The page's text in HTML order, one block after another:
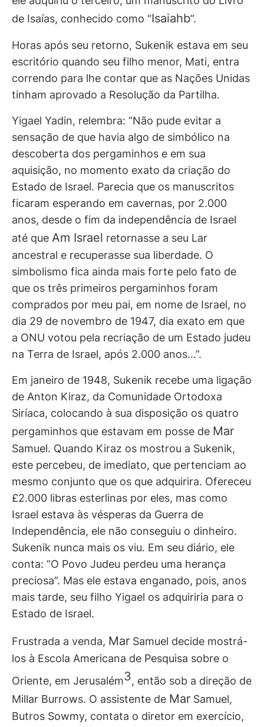
de Isaías, conhecido como “Isaiahb”.
Horas após seu retorno, Sukenik estava em seu
escritório quando seu filho menor, Mati, entra
correndo para lhe contar que as Nações Unidas
tinham aprovado a Resolução da Partilha.
Yigael Yadin, relembra: “Não pude evitar a
sensação de que havia algo de simbólico na
descoberta dos pergaminhos e em sua
aquisição, no momento exato da criação do
Estado de Israel. Parecia que os manuscritos
ficaram esperando em cavernas, por 2.000
anos, desde o fim da independência de Israel
até que Am Israel retornasse a seu Lar
ancestral e recuperasse sua liberdade. O
simbolismo fica ainda mais forte pelo fato de
que os três primeiros pergaminhos foram
comprados por meu pai, em nome de Israel, no
dia 29 de novembro de 1947, dia exato em que
a ONU votou pela recriação de um Estado judeu
na Terra de Israel, após 2.000 anos...”.
Em janeiro de 1948, Sukenik recebe uma ligação
de Anton Kiraz, da Comunidade Ortodoxa
Siríaca, colocando à sua disposição os quatro
pergaminhos que estavam em posse de Mar
Samuel. Quando Kiraz os mostrou a Sukenik,
este percebeu, de imediato, que pertenciam ao
mesmo conjunto que os que adquirira. Ofereceu
£2.000 libras esterlinas por eles, mas como
Israel estava às vésperas da Guerra de
Independência, ele não conseguiu o dinheiro.
Sukenik nunca mais os viu. Em seu diário, ele
conta: “O Povo Judeu perdeu uma herança
preciosa”. Mas ele estava enganado, pois, anos
mais tarde, seu filho Yigael os adquiriria para o
Estado de Israel.
Frustrada a venda, Mar Samuel decide mostrá-
los à Escola Americana de Pesquisa sobre o
Oriente, em Jerusalém3, então sob a direção de
Millar Burrows. O assistente de Mar Samuel,
Butros Sowmy, contata o diretor em exercício,